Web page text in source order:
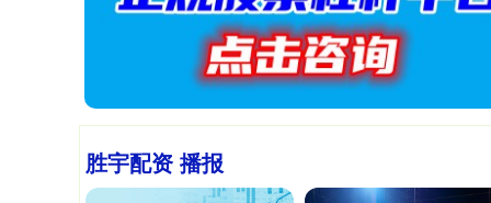
胜宇配资 播报